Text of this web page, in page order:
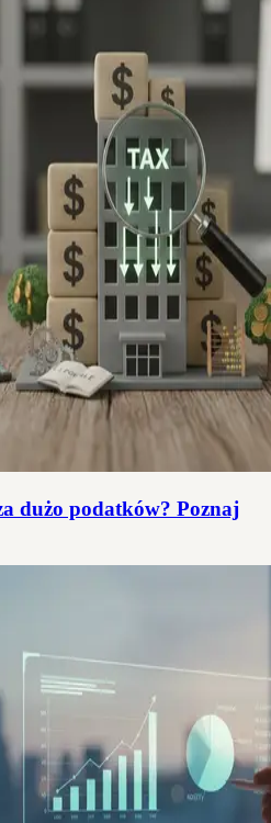
dużo podatków? Poznaj